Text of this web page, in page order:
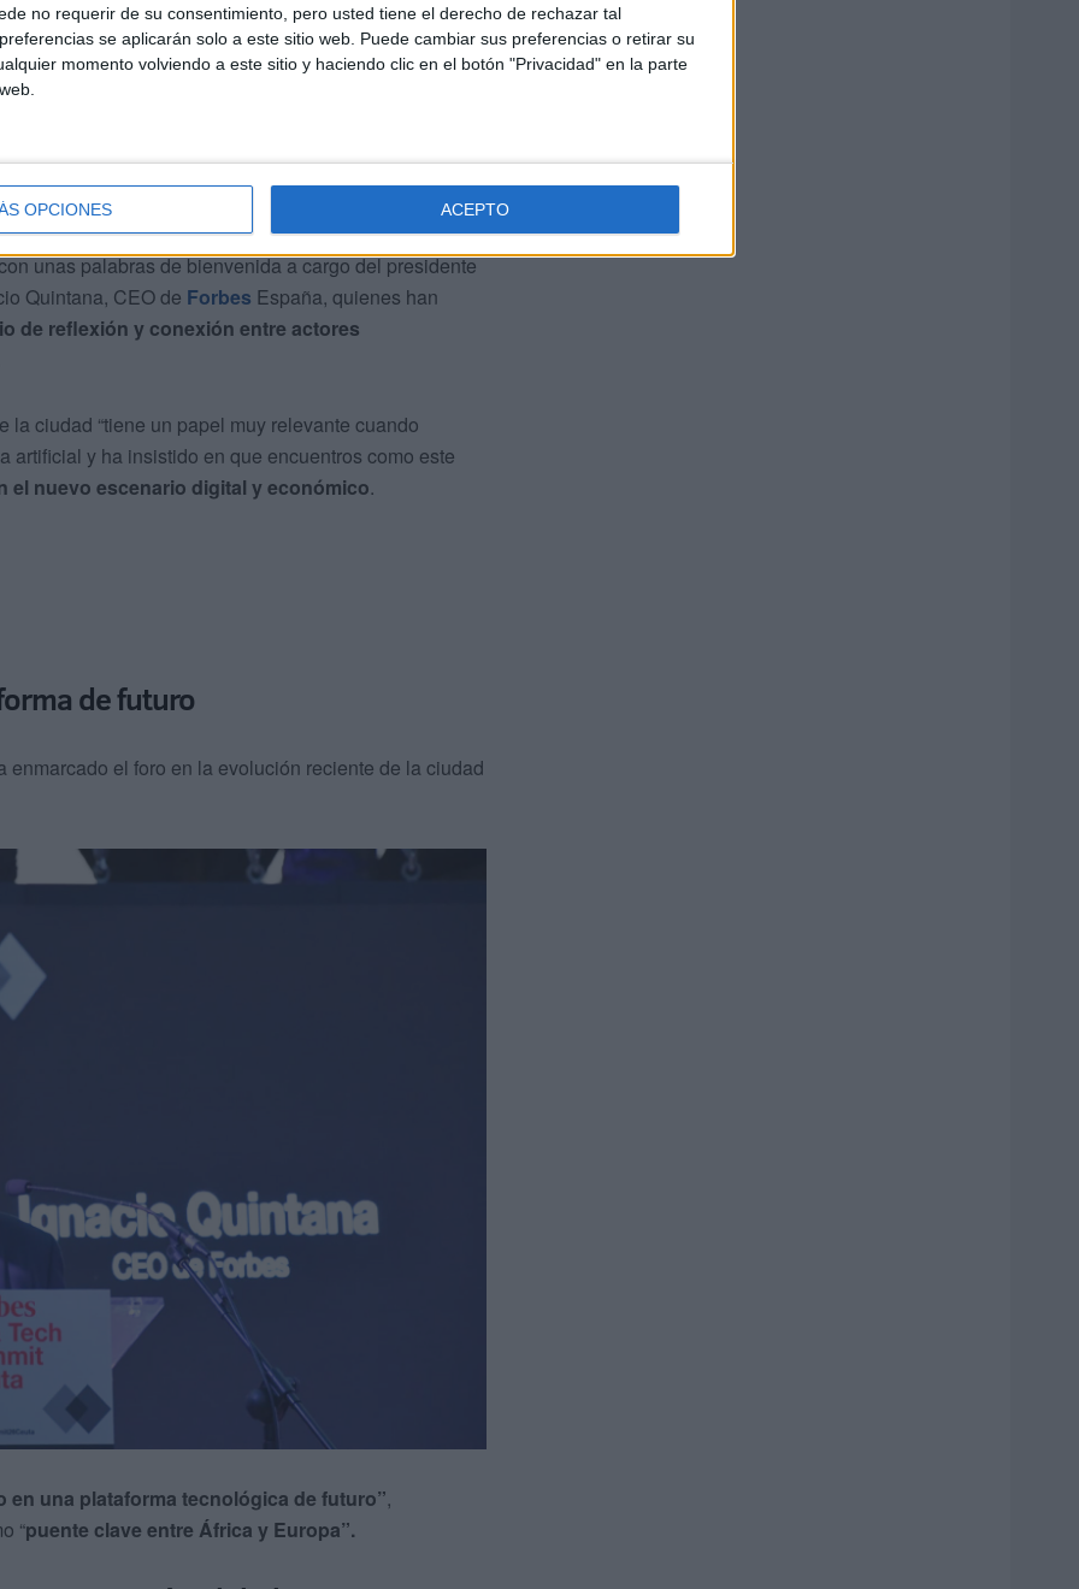
no requerir de su consentimiento, pero usted tiene el derecho de rechazar tal
se aplicarán solo a este sitio web. Puede cambiar sus preferencias o retirar su
momento volviendo a este sitio y haciendo clic en el botón "Privacidad" en la parte
OPCIONES ACEPTO
Juan Vivas, en el que ya seavanzaron las
en el papel de Ceuta en el nuevo escenario global.
unas palabras de bienvenida a cargo del presidente
Quintana, CEO de Forbes España, quienes han
de reflexión y conexión entre actores
ciudad “tiene un papel muy relevante cuando
y ha insistido en que encuentros como este
el nuevo escenario digital y económico.
de futuro
enmarcado el foro en la evolución reciente de la ciudad
en una plataforma tecnológica de futuro”,
“puente clave entre África y Europa”.